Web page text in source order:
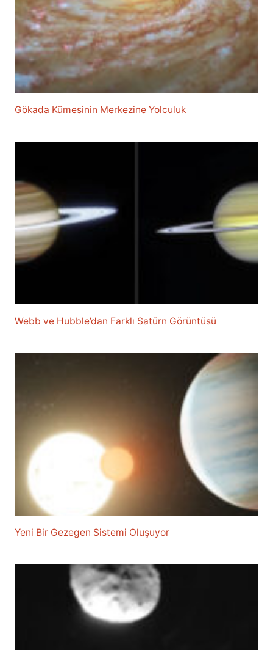
Gökada Kümesinin Merkezine Yolculuk
Webb ve Hubble’dan Farklı Satürn Görüntüsü
Yeni Bir Gezegen Sistemi Oluşuyor